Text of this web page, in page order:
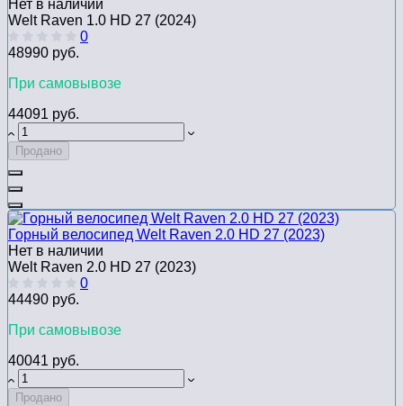
Нет в наличии
Welt Raven 1.0 HD 27 (2024)
0
48990 руб.
При самовывозе
44091 руб.
Продано
Горный велосипед Welt Raven 2.0 HD 27 (2023)
Нет в наличии
Welt Raven 2.0 HD 27 (2023)
0
44490 руб.
При самовывозе
40041 руб.
Продано